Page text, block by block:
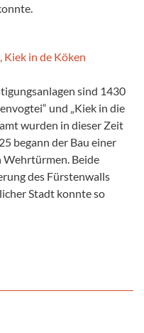
sind 1430
und „Kiek in die
wurden in dieser Zeit
begann der Bau einer
Wehrtürmen. Beide
des Fürstenwalls
Stadt konnte so